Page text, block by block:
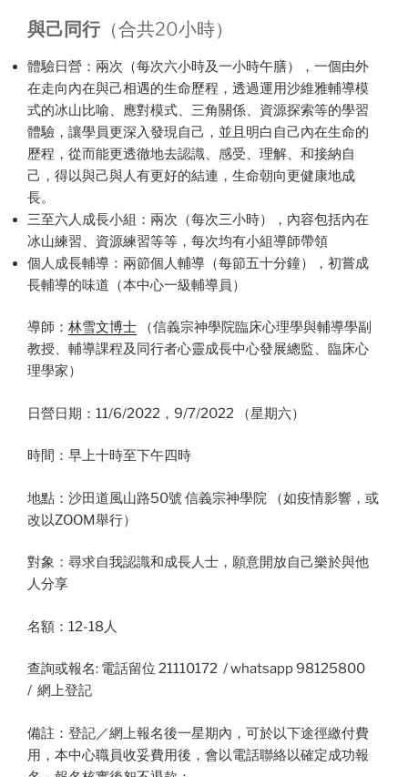
與己同行（合共20小時）
體驗日營：兩次（每次六小時及一小時午膳），一個由外
在走向內在與己相遇的生命歷程，透過運用沙維雅輔導模
式的冰山比喻、應對模式、三角關係、資源探索等的學習
體驗，讓學員更深入發現自己，並且明白自己內在生命的
歷程，從而能更透徹地去認識、感受、理解、和接納自
己，得以與己與人有更好的結連，生命朝向更健康地成
長。
三至六人成長小組：兩次（每次三小時），內容包括內在
冰山練習、資源練習等等，每次均有小組導師帶領
個人成長輔導：兩節個人輔導（每節五十分鐘），初嘗成
長輔導的味道（本中心一級輔導員）
導師： 林雪文博士 （信義宗神學院臨床心理學與輔導學副
教授、輔導課程及同行者心靈成長中心發展總監、臨床心
理學家）
日營日期：11/6/2022，9/7/2022 （星期六）
時間：早上十時至下午四時
地點：沙田道風山路50號 信義宗神學院 （如疫情影響，或
改以ZOOM舉行）
對象：尋求自我認識和成長人士，願意開放自己樂於與他
人分享
名額：12-18人
查詢或報名: 電話留位 21110172 / whatsapp 98125800
/ 網上登記
備註：登記／網上報名後一星期內，可於以下途徑繳付費
用，本中心職員收妥費用後，會以電話聯絡以確定成功報